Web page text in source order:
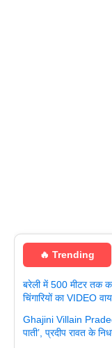
🔥 Trending
बरेली में 500 मीटर तक
चिंगारियों का VIDEO
Ghajini Villain
पाती’, प्रदीप रावत के